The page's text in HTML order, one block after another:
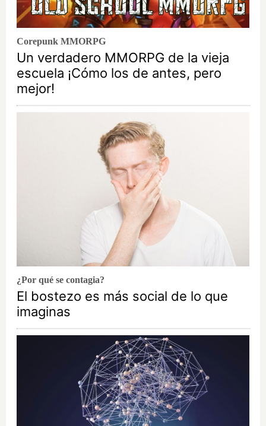
Corepunk MMORPG
Un verdadero MMORPG de la vieja
escuela ¡Cómo los de antes, pero
mejor!
¿Por qué se contagia?
El bostezo es más social de lo que
imaginas